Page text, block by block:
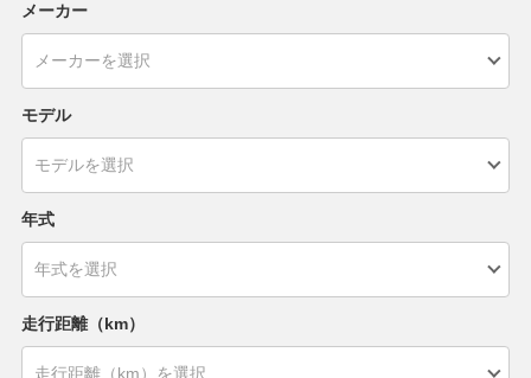
メーカー
モデル
年式
走行距離（km）